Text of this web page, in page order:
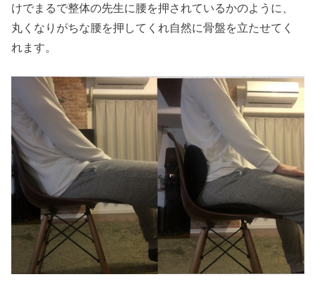
けでまるで整体の先生に腰を押されているかのように、
丸くなりがちな腰を押してくれ自然に骨盤を立たせてく
れます。